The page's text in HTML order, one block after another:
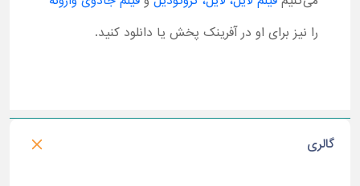
را نیز برای او در آفرینک پخش یا دانلود کنید.
گالری